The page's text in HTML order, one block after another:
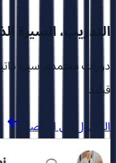
التدريب، السيرة
دورات معتمدة، سيرة
قبلنا.
الوصول إلى المنصة